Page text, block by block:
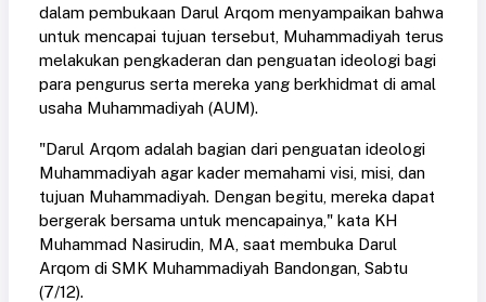
dalam pembukaan Darul Arqom menyampaikan bahwa
untuk mencapai tujuan tersebut, Muhammadiyah terus
melakukan pengkaderan dan penguatan ideologi bagi
para pengurus serta mereka yang berkhidmat di amal
usaha Muhammadiyah (AUM).
"Darul Arqom adalah bagian dari penguatan ideologi
Muhammadiyah agar kader memahami visi, misi, dan
tujuan Muhammadiyah. Dengan begitu, mereka dapat
bergerak bersama untuk mencapainya," kata KH
Muhammad Nasirudin, MA, saat membuka Darul
Arqom di SMK Muhammadiyah Bandongan, Sabtu
(7/12).